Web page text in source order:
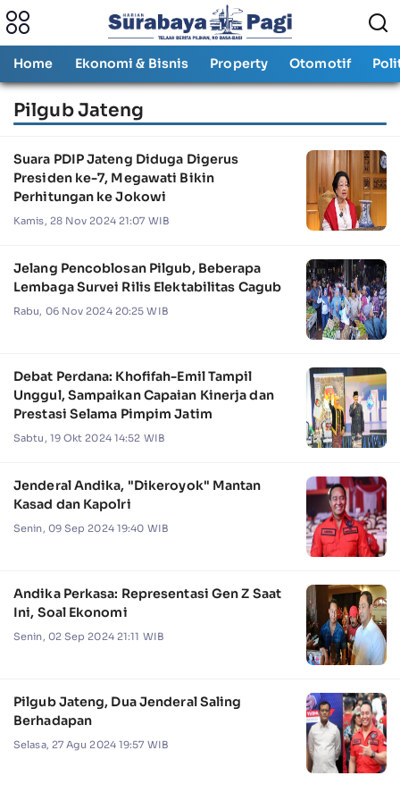
Home Ekonomi & Bisnis Property Otomotif
Pilgub Jateng
Suara PDIP Jateng Diduga Digerus
Presiden ke-7, Megawati Bikin
Perhitungan ke Jokowi
Kamis, 28 Nov 2024 21:07 WIB
Jelang Pencoblosan Pilgub, Beberapa
Lembaga Survei Rilis Elektabilitas Cagub
Rabu, 06 Nov 2024 20:25 WIB
Debat Perdana: Khofifah-Emil Tampil
Unggul, Sampaikan Capaian Kinerja dan
Prestasi Selama Pimpim Jatim
Sabtu, 19 Okt 2024 14:52 WIB
Jenderal Andika, "Dikeroyok" Mantan
Kasad dan Kapolri
Senin, 09 Sep 2024 19:40 WIB
Andika Perkasa: Representasi Gen Z Saat
Ini, Soal Ekonomi
Senin, 02 Sep 2024 21:11 WIB
Pilgub Jateng, Dua Jenderal Saling
Berhadapan
Selasa, 27 Agu 2024 19:57 WIB